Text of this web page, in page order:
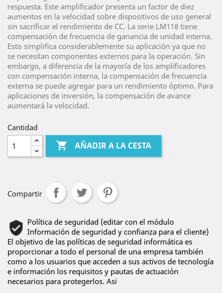
respuesta. Este amplificador presenta un factor de diez
aumentos en la velocidad sobre dispositivos de uso general
sin sacrificar el rendimiento de CC. La serie LM118 tiene
compensación de frecuencia de ganancia de unidad interna.
Esto simplifica considerablemente su aplicación ya que no
se necesitan componentes externos para la operación. Sin
embargo, a diferencia de la mayoría de los amplificadores
con compensación interna, la compensación de frecuencia
externa se puede agregar para un rendimiento óptimo. Para
aplicaciones de inversión, la compensación de avance
aumentará la velocidad.
Cantidad
 AÑADIR A LA CESTA
Compartir
Política de seguridad (editar con el módulo
Información de seguridad y confianza para el cliente)
El objetivo de las políticas de seguridad informática es
proporcionar a todo el personal de una empresa también
como a los usuarios que acceden a sus activos de tecnología
e información los requisitos y pautas de actuación
necesarios para protegerlos. Asi